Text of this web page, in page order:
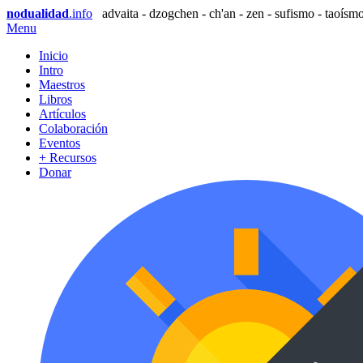
nodualidad.info
advaita - dzogchen - ch'an - zen - sufismo -
Menu
Inicio
Intro
Maestros
Libros
Artículos
Colaboración
Eventos
+ Recursos
Donar